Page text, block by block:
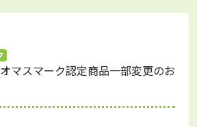
オマスマーク認定商品一部変更のお